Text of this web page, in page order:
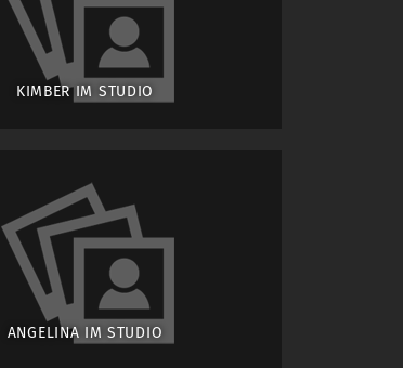
KIMBER IM STUDIO
ANGELINA IM STUDIO